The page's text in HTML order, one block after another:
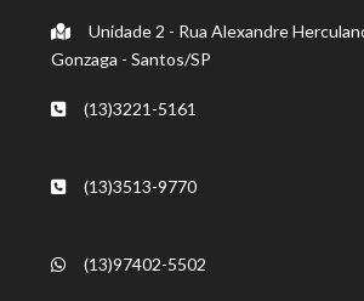
Unidade 2 - Rua Alexandre
Gonzaga - Santos/SP
(13)3221-5161
(13)3513-9770
(13)97402-5502